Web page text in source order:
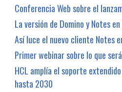
Conferencia Web sobre el
La versión de Domino y Notes
Así luce el nuevo cliente Notes
Primer webinar sobre lo que
HCL amplía el soporte
hasta 2030